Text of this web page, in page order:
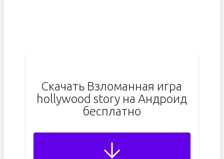
Скачать Взломанная игра
hollywood story на Андроид
бесплатно